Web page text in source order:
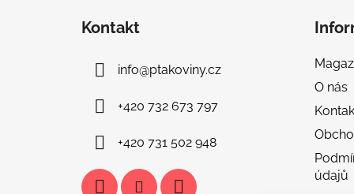
Kontakt
info@ptakoviny.cz
+420 732 673 797
+420 731 502 948
O nás
údajů